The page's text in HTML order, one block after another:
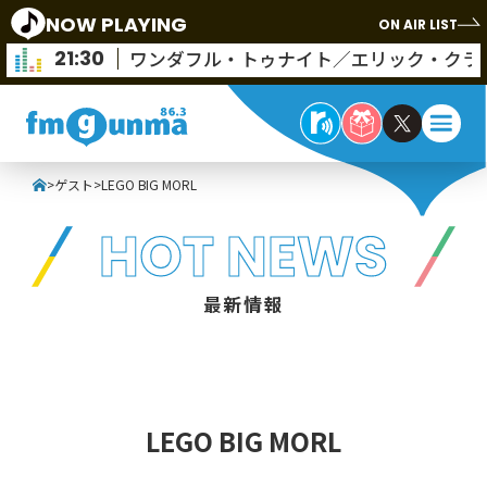
NOW PLAYING ON AIR LIST
21:30 ワンダフル・トゥナイト／エリック・クラ
>ゲスト>LEGO BIG MORL
HOT NEWS
最新情報
LEGO BIG MORL